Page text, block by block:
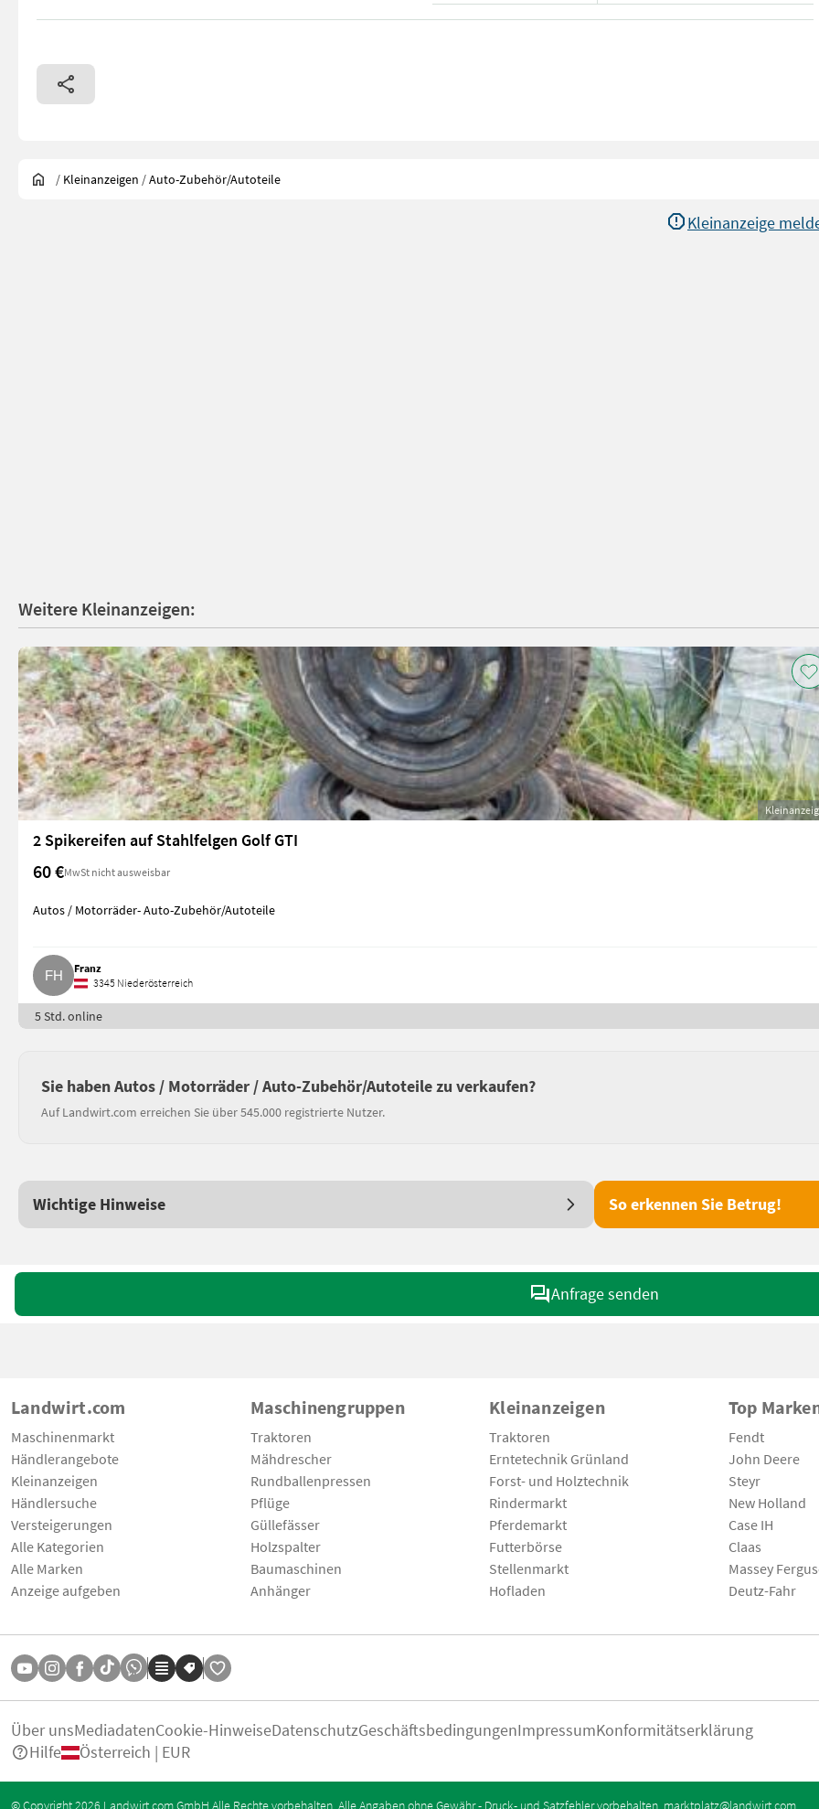
/ Kleinanzeigen /Auto-Zubehör/Autoteile
Kleinanzeige
Weitere Kleinanzeigen:
2 Spikereifen auf Stahlfelgen Golf GTI
60 €MwSt nicht ausweisbar
Autos / Motorräder- Auto-Zubehör/Autoteile
Franz
3345 Niederösterreich
5 Std. online
Sie haben Autos / Motorräder / Auto-Zubehör/Autoteile zu verkaufen?
Auf Landwirt.com erreichen Sie über 545.000 registrierte Nutzer.
Wichtige Hinweise So erkennen Sie Betrug!
Anfrage senden
Landwirt.com
Maschinenmarkt
Händlerangebote
Kleinanzeigen
Händlersuche
Versteigerungen
Alle Kategorien
Alle Marken
Anzeige aufgeben
Maschinengruppen
Traktoren
Mähdrescher
Rundballenpressen
Pflüge
Güllefässer
Holzspalter
Baumaschinen
Anhänger
Kleinanzeigen
Traktoren
Erntetechnik Grünland
Forst- und Holztechnik
Rindermarkt
Pferdemarkt
Futterbörse
Stellenmarkt
Hofladen
Top
Fendt
John Deere
Steyr
New Holland
Case IH
Claas
Massey
Deutz-Fahr
Über unsMediadatenCookie-HinweiseDatenschutzGeschäftsbedingungenImpressumKonformitätserklärung
Hilfe
Österreich | EUR
© Copyright 2026 Landwirt.com GmbH Alle Rechte vorbehalten. Alle Angaben ohne Gewähr - Druck- und Satzfehler vorbehalten. marktplatz@landwirt.com